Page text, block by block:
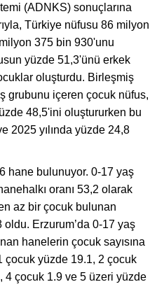
(ADNKS) sonuçlarına
Türkiye nüfusu 86 milyon
375 bin 930'unu
yüzde 51,3'ünü erkek
oluşturdu. Birleşmiş
grubunu içeren çocuk nüfus,
48,5'ini oluştururken bu
2025 yılında yüzde 24,8
hane bulunuyor. 0-17 yaş
oranı 53,2 olarak
az bir çocuk bulunan
oldu. Erzurum’da 0-17 yaş
hanelerin çocuk sayısına
1 çocuk yüzde 19.1, 2 çocuk
4 çocuk 1.9 ve 5 üzeri yüzde